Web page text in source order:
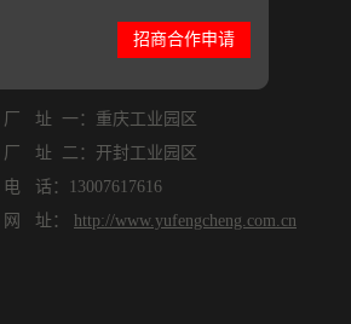
招商合作申请
厂 址 一：重庆工业园区
厂 址 二：开封工业园区
电 话：13007617616
网 址：
http://www.yufengcheng.com.cn